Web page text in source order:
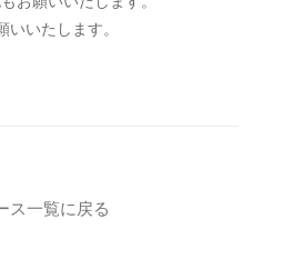
いたします。
ス一覧に戻る